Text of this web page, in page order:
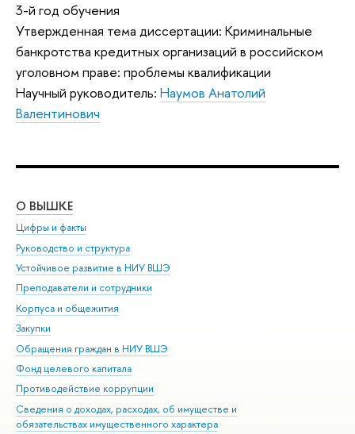
3-й год обучения
Утвержденная тема диссертации: Криминальные
банкротства кредитных организаций в российском
уголовном праве: проблемы квалификации
Научный руководитель: Наумов Анатолий
Валентинович
О ВЫШКЕ
Цифры и факты
Руководство и структура
Устойчивое развитие в НИУ ВШЭ
Преподаватели и сотрудники
Корпуса и общежития
Закупки
Обращения граждан в НИУ ВШЭ
Фонд целевого капитала
Противодействие коррупции
Сведения о доходах, расходах, об имуществе и
обязательствах имущественного характера